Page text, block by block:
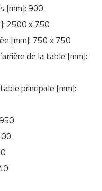
[mm]: 900
2500 x 750
[mm]: 750 x 750
de la table [mm]:
principale [mm]: